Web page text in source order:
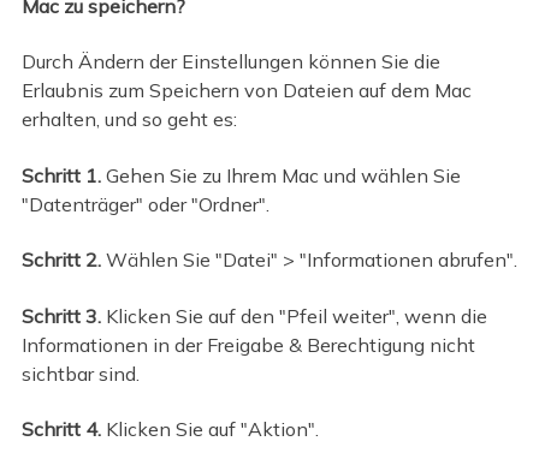
Mac zu speichern?
Durch Ändern der Einstellungen können Sie die
Erlaubnis zum Speichern von Dateien auf dem Mac
erhalten, und so geht es:
Schritt 1.Gehen Sie zu Ihrem Mac und wählen Sie
"Datenträger" oder "Ordner".
Schritt 2. Wählen Sie "Datei" > "Informationen abrufen".
Schritt 3. Klicken Sie auf den "Pfeil weiter", wenn die
Informationen in der Freigabe & Berechtigung nicht
sichtbar sind.
Schritt 4. Klicken Sie auf "Aktion".